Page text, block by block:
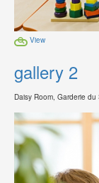
View
gallery 2
Daisy Room, Garderie